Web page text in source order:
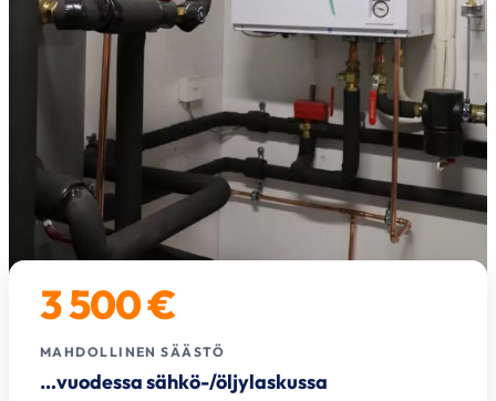
3 500 €
MAHDOLLINEN SÄÄSTÖ
…vuodessa sähkö-/öljylaskussa